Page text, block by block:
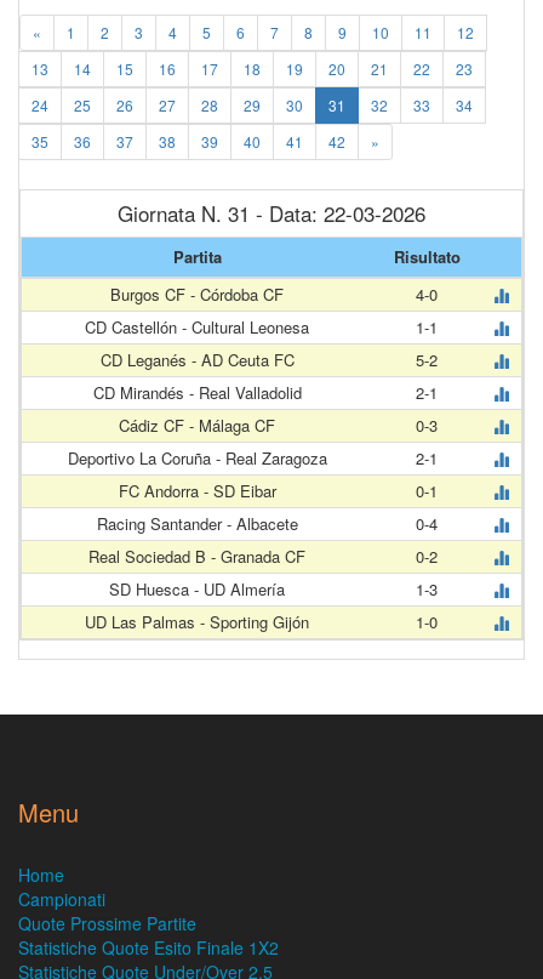
« 1 2 3 4 5 6 7 8 9 10 11
12
13
14 15 16 17 18 19 20 21 22
23
24
25 26 27 28 29 30 31 32 33
34
35
36 37 38 39 40 41 42 »
Giornata N. 31 - Data: 22-03-2026
Partita
Risultato
Burgos CF - Córdoba CF
4-0
CD Castellón - Cultural Leonesa
1-1
CD Leganés - AD Ceuta FC
5-2
CD Mirandés - Real Valladolid
2-1
Cádiz CF - Málaga CF
0-3
Deportivo La Coruña - Real Zaragoza
2-1
FC Andorra - SD Eibar
0-1
Racing Santander - Albacete
0-4
Real Sociedad B - Granada CF
0-2
SD Huesca - UD Almería
1-3
UD Las Palmas - Sporting Gijón
1-0
Menu
Home
Campionati
Quote Prossime Partite
Statistiche Quote Esito Finale 1X2
Statistiche Quote Under/Over 2,5